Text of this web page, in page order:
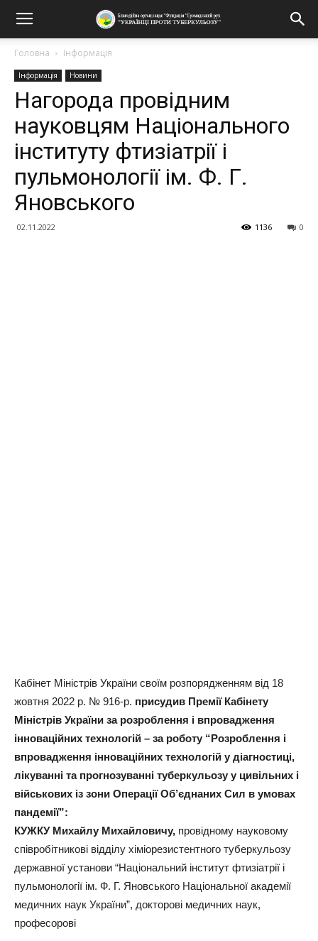
Головна Інформація
Інформація Новини
Нагорода провідним
науковцям Національного
інституту фтизіатрії і
пульмонології iм. Ф. Г.
Яновського
02.11.2022 0
1136
Кабінет Міністрів України своїм розпорядженням від 18
жовтня 2022 р. № 916-р. присудив Премії Кабінету
Міністрів України за розроблення і впровадження
інноваційних технологій – за роботу “Розроблення і
впровадження інноваційних технологій у діагностиці,
лікуванні та прогнозуванні туберкульозу у цивільних і
військових із зони Операції Об’єднаних Сил в умовах
пандемії”:
КУЖКУ Михайлу Михайловичу, провідному науковому
співробітникові відділу хіміорезистентного туберкульозу
державної установи “Національний інститут фтизіатрії і
пульмонології iм. Ф. Г. Яновського Національної академії
медичних наук України”, докторові медичних наук,
професорові